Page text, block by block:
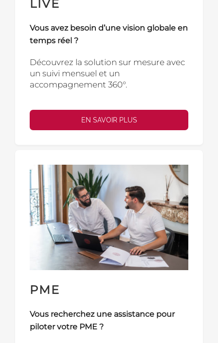
LIVE
Vous avez besoin d’une vision globale en
temps réel ?
Découvrez la solution sur mesure avec
un suivi mensuel et un
accompagnement 360°.
EN SAVOIR PLUS
PME
Vous recherchez une assistance pour
piloter votre PME ?